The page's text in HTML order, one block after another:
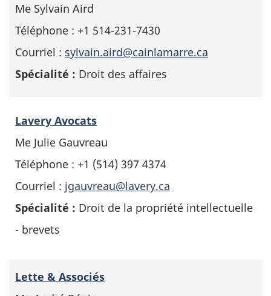
Me Sylvain Aird
Téléphone : +1 514-231-7430
Courriel : sylvain.aird@cainlamarre.ca
Spécialité : Droit des affaires
Lavery Avocats
Me Julie Gauvreau
Téléphone : +1 (514) 397 4374
Courriel : jgauvreau@lavery.ca
Spécialité : Droit de la propriété intellectuelle
- brevets
Lette & Associés